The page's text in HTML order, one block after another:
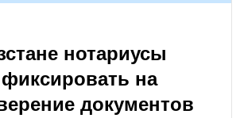
нотариусы
на
документов